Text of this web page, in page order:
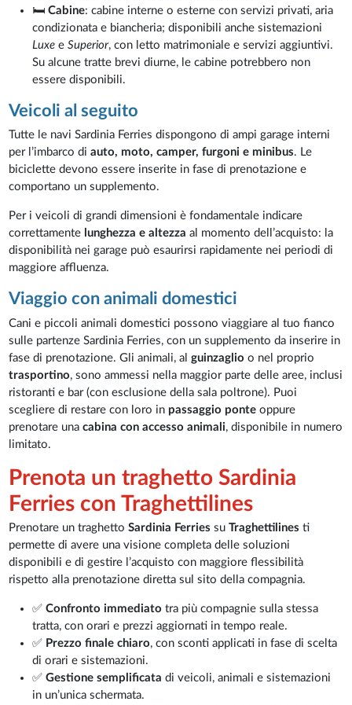
🛏️Cabine: cabine interne o esterne con servizi privati, aria
condizionata e biancheria; disponibili anche sistemazioni
Luxee Superior, con letto matrimoniale e servizi aggiuntivi.
Su alcune tratte brevi diurne, le cabine potrebbero non
essere disponibili.
Veicoli al seguito
Tutte le navi Sardinia Ferries dispongono di ampi garage interni
per l’imbarco diauto, moto, camper, furgoni e minibus. Le
biciclette devono essere inserite in fase di prenotazione e
comportano un supplemento.
Per i veicoli di grandi dimensioni è fondamentale indicare
correttamente lunghezza e altezza al momento dell’acquisto: la
disponibilità nei garage può esaurirsi rapidamente nei periodi di
maggiore affluenza.
Viaggio con animali domestici
Cani e piccoli animali domestici possono viaggiare al tuo fianco
sulle partenze Sardinia Ferries, con un supplemento da inserire in
fase di prenotazione. Gli animali, alguinzaglioo nel proprio
trasportino, sono ammessi nella maggior parte delle aree, inclusi
ristoranti e bar (con esclusione della sala poltrone). Puoi
scegliere di restare con loro in passaggio ponte oppure
prenotare unacabina con accesso animali, disponibile in numero
limitato.
Prenota un traghetto Sardinia
Ferries con Traghettilines
Prenotare un traghettoSardinia Ferries suTraghettilines ti
permette di avere una visione completa delle soluzioni
disponibili e di gestire l’acquisto con maggiore flessibilità
rispetto alla prenotazione diretta sul sito della compagnia.
✅Confronto immediato tra più compagnie sulla stessa
tratta, con orari e prezzi aggiornati in tempo reale.
✅ Prezzo finale chiaro, con sconti applicati in fase di scelta
di orari e sistemazioni.
✅Gestione semplificata di veicoli, animali e sistemazioni
in un’unica schermata.